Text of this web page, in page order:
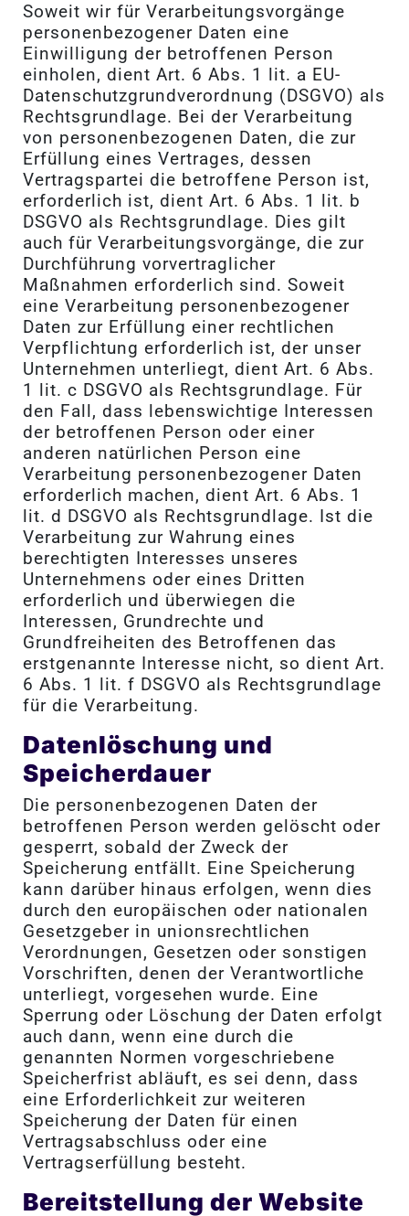
Soweit wir für Verarbeitungsvorgänge
personenbezogener Daten eine
Einwilligung der betroffenen Person
einholen, dient Art. 6 Abs. 1 lit. a EU-
Datenschutzgrundverordnung (DSGVO) als
Rechtsgrundlage. Bei der Verarbeitung
von personenbezogenen Daten, die zur
Erfüllung eines Vertrages, dessen
Vertragspartei die betroffene Person ist,
erforderlich ist, dient Art. 6 Abs. 1 lit. b
DSGVO als Rechtsgrundlage. Dies gilt
auch für Verarbeitungsvorgänge, die zur
Durchführung vorvertraglicher
Maßnahmen erforderlich sind. Soweit
eine Verarbeitung personenbezogener
Daten zur Erfüllung einer rechtlichen
Verpflichtung erforderlich ist, der unser
Unternehmen unterliegt, dient Art. 6 Abs.
1 lit. c DSGVO als Rechtsgrundlage. Für
den Fall, dass lebenswichtige Interessen
der betroffenen Person oder einer
anderen natürlichen Person eine
Verarbeitung personenbezogener Daten
erforderlich machen, dient Art. 6 Abs. 1
lit. d DSGVO als Rechtsgrundlage. Ist die
Verarbeitung zur Wahrung eines
berechtigten Interesses unseres
Unternehmens oder eines Dritten
erforderlich und überwiegen die
Interessen, Grundrechte und
Grundfreiheiten des Betroffenen das
erstgenannte Interesse nicht, so dient Art.
6 Abs. 1 lit. f DSGVO als Rechtsgrundlage
für die Verarbeitung.
Datenlöschung und
Speicherdauer
Die personenbezogenen Daten der
betroffenen Person werden gelöscht oder
gesperrt, sobald der Zweck der
Speicherung entfällt. Eine Speicherung
kann darüber hinaus erfolgen, wenn dies
durch den europäischen oder nationalen
Gesetzgeber in unionsrechtlichen
Verordnungen, Gesetzen oder sonstigen
Vorschriften, denen der Verantwortliche
unterliegt, vorgesehen wurde. Eine
Sperrung oder Löschung der Daten erfolgt
auch dann, wenn eine durch die
genannten Normen vorgeschriebene
Speicherfrist abläuft, es sei denn, dass
eine Erforderlichkeit zur weiteren
Speicherung der Daten für einen
Vertragsabschluss oder eine
Vertragserfüllung besteht.
Bereitstellung der Website